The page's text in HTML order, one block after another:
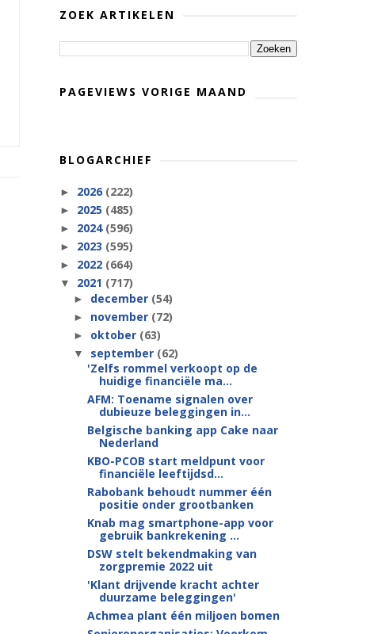
ZOEK ARTIKELEN
PAGEVIEWS VORIGE MAAND
BLOGARCHIEF
► 2026 (222)
► 2025 (485)
► 2024 (596)
► 2023 (595)
► 2022 (664)
▼ 2021 (717)
► december (54)
► november (72)
► oktober (63)
▼ september (62)
'Zelfs rommel verkoopt op de
huidige financiële ma...
AFM: Toename signalen over
dubieuze beleggingen in...
Belgische banking app Cake naar
Nederland
KBO-PCOB start meldpunt voor
financiële leeftijdsd...
Rabobank behoudt nummer één
positie onder grootbanken
Knab mag smartphone-app voor
gebruik bankrekening ...
DSW stelt bekendmaking van
zorgpremie 2022 uit
'Klant drijvende kracht achter
duurzame beleggingen'
Achmea plant één miljoen bomen